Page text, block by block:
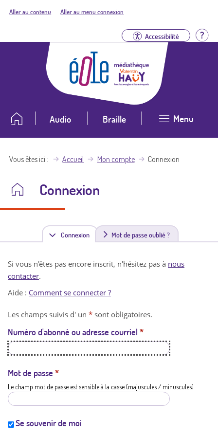
Aller au contenu Aller au menu connexion
Accessibilité
Audio Braille Menu
Vous êtes ici Accueil Mon compte Connexion
Connexion
Connexion(
n
t
a
t
i
Mot de passe oublié ?
Si vous n'êtes pas encore inscrit, n'hésitez pas à nous
contacter.
Aide : Comment se connecter ?
Les champs suivis d' un * sont obligatoires.
Numéro d'abonné ou adresse courriel *
Mot de passe *
Le champ mot de passe est sensible à la casse (majuscules / minuscules)
Se souvenir de moi